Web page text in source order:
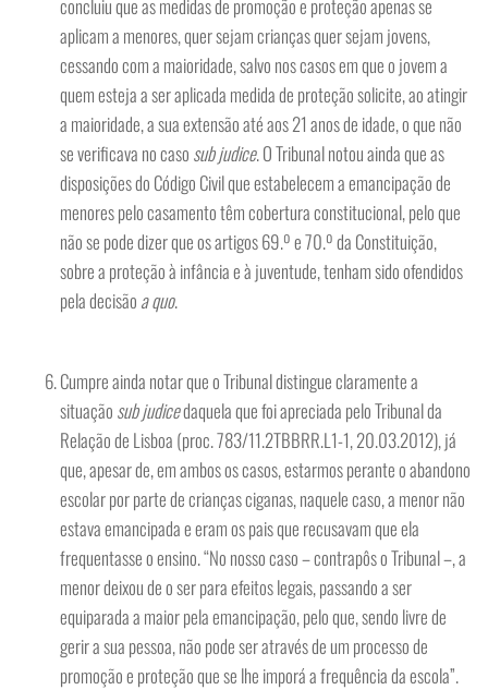
concluiu que as medidas de promoção e proteção apenas se
aplicam a menores, quer sejam crianças quer sejam jovens,
cessando com a maioridade, salvo nos casos em que o jovem a
quem esteja a ser aplicada medida de proteção solicite, ao atingir
a maioridade, a sua extensão até aos 21 anos de idade, o que não
se verificava no caso sub judice. O Tribunal notou ainda que as
disposições do Código Civil que estabelecem a emancipação de
menores pelo casamento têm cobertura constitucional, pelo que
não se pode dizer que os artigos 69.º e 70.º da Constituição,
sobre a proteção à infância e à juventude, tenham sido ofendidos
pela decisão a quo.
Cumpre ainda notar que o Tribunal distingue claramente a
situação sub judicedaquela que foi apreciada pelo Tribunal da
Relação de Lisboa (proc. 783/11.2TBBRR.L1-1, 20.03.2012), já
que, apesar de, em ambos os casos, estarmos perante o abandono
escolar por parte de crianças ciganas, naquele caso, a menor não
estava emancipada e eram os pais que recusavam que ela
frequentasse o ensino. “No nosso caso – contrapôs o Tribunal –, a
menor deixou de o ser para efeitos legais, passando a ser
equiparada a maior pela emancipação, pelo que, sendo livre de
gerir a sua pessoa, não pode ser através de um processo de
promoção e proteção que se lhe imporá a frequência da escola”.